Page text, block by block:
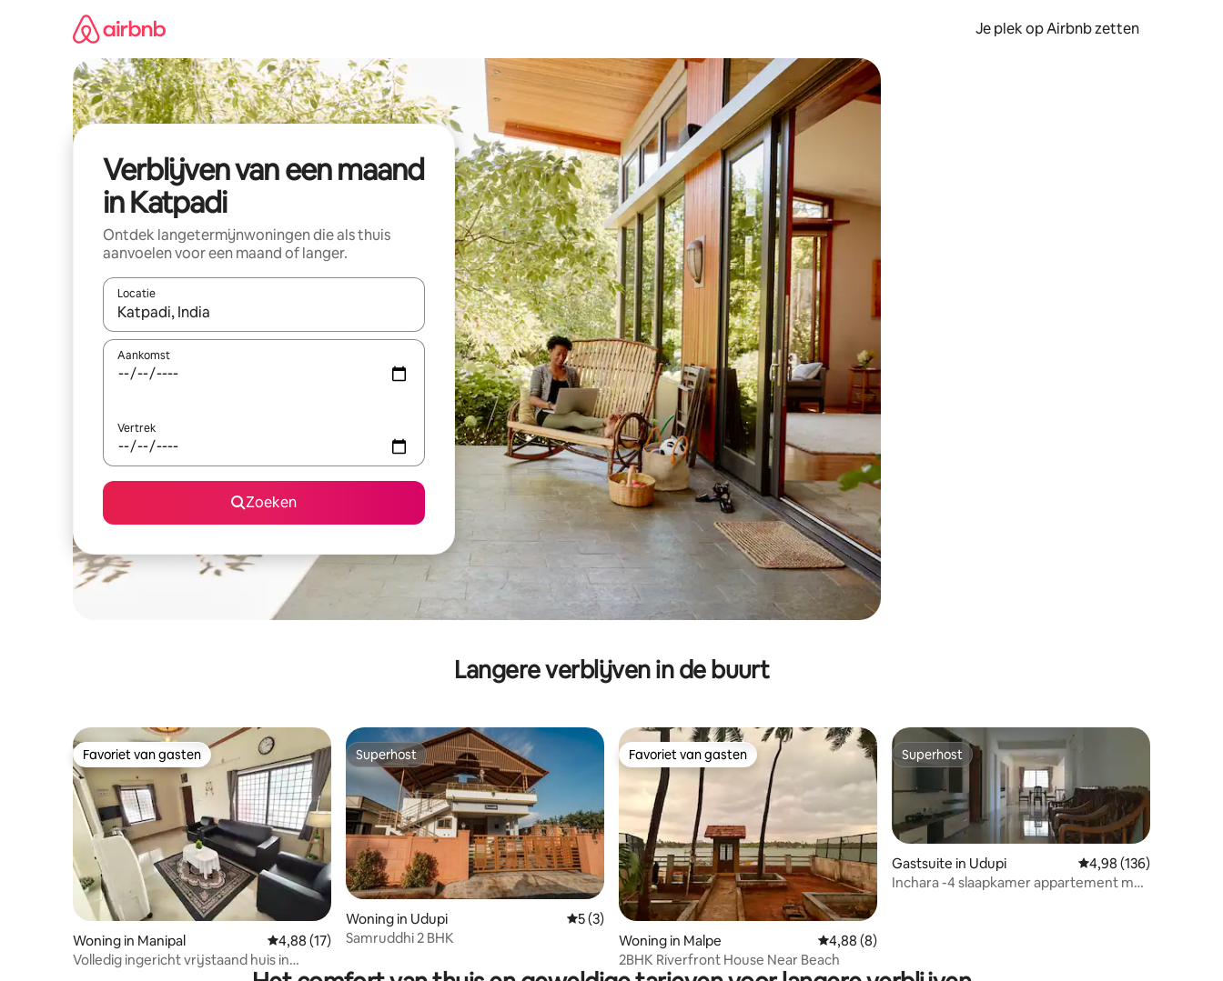
Je plek op Airbnb zetten
Verblijven van een maand
in Katpadi
Ontdek langetermijnwoningen die als thuis
aanvoelen voor een maand of langer.
Locatie
Wanneer er resultaten beschikbaar zijn, maak je een keuze met je de pijltjestoetsen omhoog en omlaag, óf door te tikken of swipen.
Aankomst
Vertrek
Zoeken
Langere verblijven in de buurt
Favoriet van gasten
Favoriet van gasten
Woning in Manipal Gemiddelde beoordeling van 4,88 op 5, 17 recensies
4,88 (17)
Volledig ingericht vrijstaand huis in
Superhost
Superhost
Woning in Udupi Gemiddelde beoordeling van 5 op 5, 3 recensies
5 (3)
Samruddhi 2 BHK
Favoriet van gasten
Favoriet van gasten
Woning in Malpe Gemiddelde beoordeling van 4,88 op 5, 8 recensies
4,88 (8)
2BHK Riverfront House Near Beach
Superhost
Superhost
Gastsuite in Udupi Gemiddelde
4,98 (136)
Inchara -4 slaapkamer appartement met